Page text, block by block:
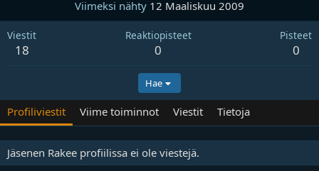
Viimeksi nähty 12 Maaliskuu 2009
Viestit
18
Reaktiopisteet
0
Pisteet
0
Hae
Profiliviestit Viime toiminnot Viestit Tietoja
Jäsenen Rakee profiilissa ei ole viestejä.